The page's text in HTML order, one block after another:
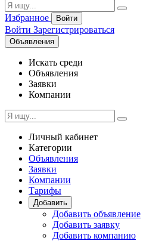
Избранное Войти
Войти Зарегистрироваться
Объявления
Искать среди
Объявления
Заявки
Компании
Личный кабинет
Категории
Объявления
Заявки
Компании
Тарифы
Добавить
Добавить объявление
Добавить заявку
Добавить компанию